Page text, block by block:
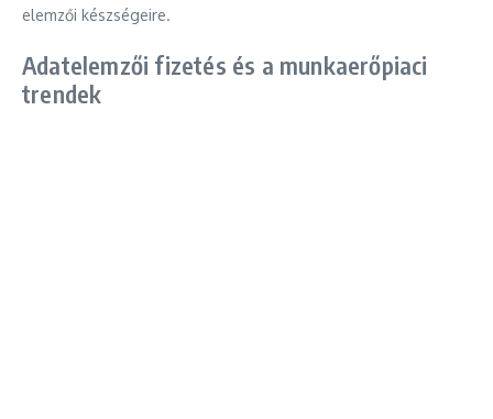
elemzői készségeire.
Adatelemzői fizetés és a munkaerőpiaci
trendek